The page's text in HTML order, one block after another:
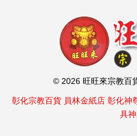
© 2026 旺旺來宗教百
彰化宗教百貨 員林金紙店 彰化神
具